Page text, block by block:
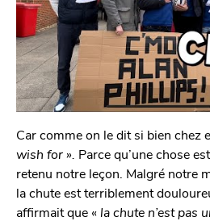
Car comme on le dit si bien chez
wish for ». Parce qu’une chose
retenu notre leçon. Malgré notre
la chute est terriblement
affirmait que « la chute n’est pas